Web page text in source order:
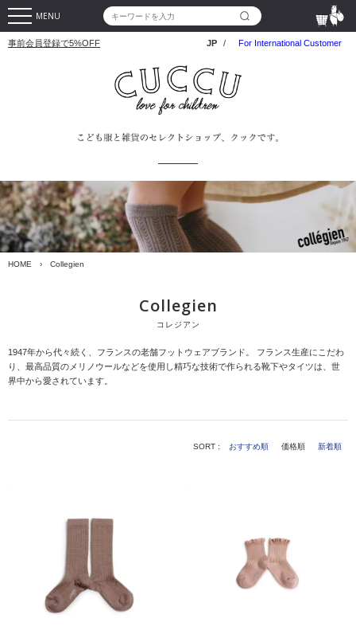
MENU
事前会員登録で5%OFF JP / For International Customer
HOME › Collegien
Collegien
コレジアン
1947年から代々続く、フランスの老舗フットウェアブランド。
フランス生産にこだわ
り、最高品質のメリノウールなどを使用し精巧な技術で作られる靴下やタイツは、世
界中から愛されています。
SORT : おすすめ順 価格順 新着順